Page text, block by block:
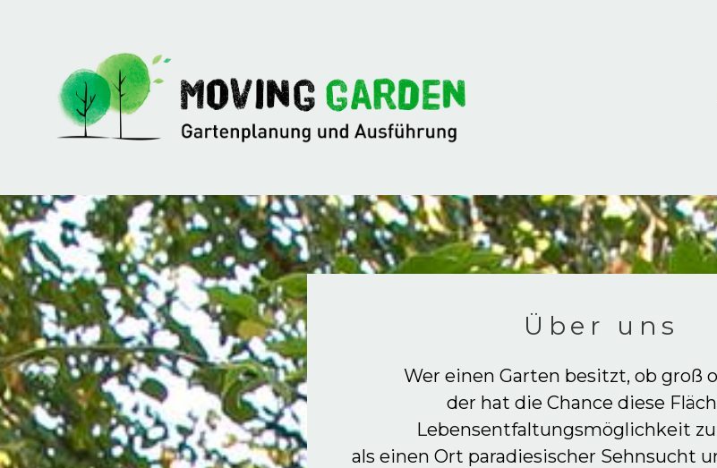
Über uns
Wer einen Garten besitzt, ob groß
der hat die Chance diese
Lebensentfaltungsmöglichkeit
als einen Ort paradiesischer Sehnsucht